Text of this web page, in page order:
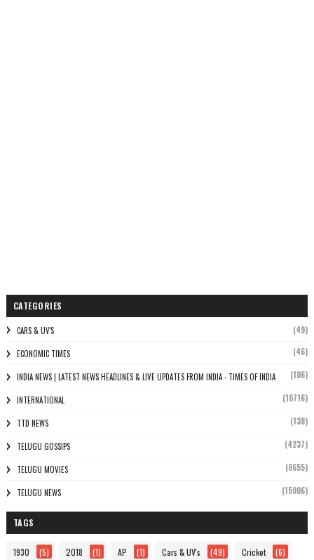
CATEGORIES
CARS & UV'S (49)
ECONOMIC TIMES (46)
INDIA NEWS | LATEST NEWS HEADLINES & LIVE UPDATES FROM INDIA - TIMES OF INDIA (106)
INTERNATIONAL (10716)
TTD NEWS (138)
TELUGU GOSSIPS (4237)
TELUGU MOVIES (8655)
TELUGU NEWS (15006)
TAGS
1930 (5) 2018 (1) AP (1) Cars & UV's (49) Cricket (6)